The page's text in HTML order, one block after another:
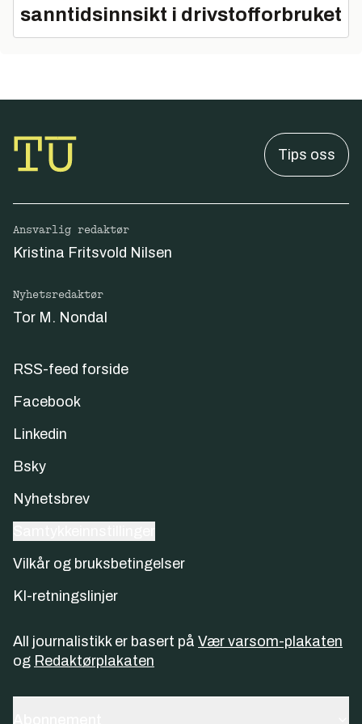
sanntidsinnsikt i drivstofforbruket
Tips oss
Ansvarlig redaktør
Kristina Fritsvold Nilsen
Nyhetsredaktør
Tor M. Nondal
RSS-feed forside
Facebook
Linkedin
Bsky
Nyhetsbrev
Vilkår og bruksbetingelser
KI-retningslinjer
All journalistikk er basert på Vær varsom-plakaten
og Redaktørplakaten